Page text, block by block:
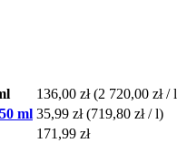
136,00 zł (2 720,00 zł /
ml 35,99 zł (719,80 zł / l)
171,99 zł